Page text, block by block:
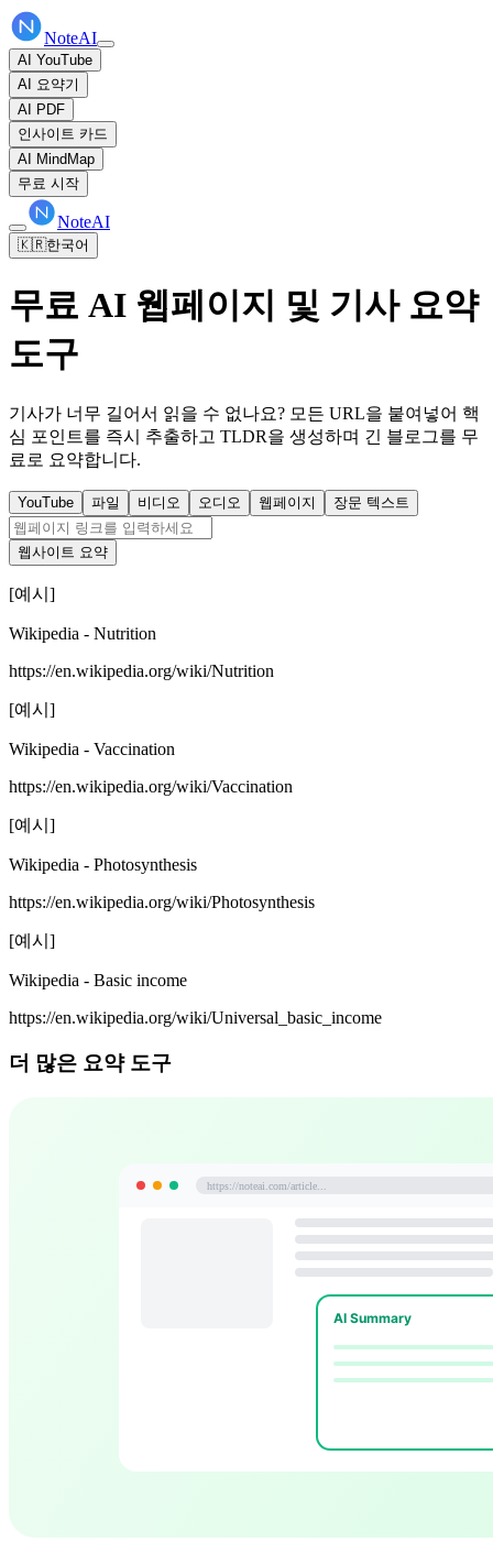
NoteAI
AI YouTube
AI 요약기
AI PDF
인사이트 카드
AI MindMap
무료 시작
NoteAI
🇰🇷한국어
무료 AI 웹페이지 및 기사 요약
도구
기사가 너무 길어서 읽을 수 없나요? 모든 URL을 붙여넣어 핵
심 포인트를 즉시 추출하고 TLDR을 생성하며 긴 블로그를 무
료로 요약합니다.
YouTube 파일 비디오 오디오 웹페이지 장문 텍스트
웹사이트 요약
[예시]
Wikipedia - Nutrition
https://en.wikipedia.org/wiki/Nutrition
[예시]
Wikipedia - Vaccination
https://en.wikipedia.org/wiki/Vaccination
[예시]
Wikipedia - Photosynthesis
https://en.wikipedia.org/wiki/Photosynthesis
[예시]
Wikipedia - Basic income
https://en.wikipedia.org/wiki/Universal_basic_income
더 많은 요약 도구